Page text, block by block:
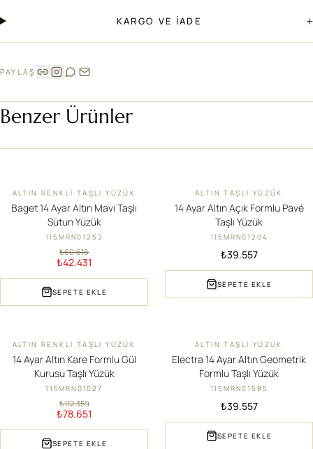
KARGO VE İADE +
PAYLAŞ
Benzer Ürünler
İNDIRIM
ALTIN RENKLI TAŞLI YÜZÜK
Baget 14 Ayar Altın Mavi Taşlı
Sütun Yüzük
115MRN01252
₺60.616
₺42.431
SEPETE EKLE
ALTIN TAŞLI YÜZÜK
14 Ayar Altın Açık Formlu Pavé
Taşlı Yüzük
115MRN01204
₺39.557
SEPETE EKLE
İNDIRIM
ALTIN RENKLI TAŞLI YÜZÜK
14 Ayar Altın Kare Formlu Gül
Kurusu Taşlı Yüzük
115MRN01027
₺112.359
₺78.651
SEPETE EKLE
ALTIN TAŞLI YÜZÜK
Electra 14 Ayar Altın Geometrik
Formlu Taşlı Yüzük
115MRN01585
₺39.557
SEPETE EKLE